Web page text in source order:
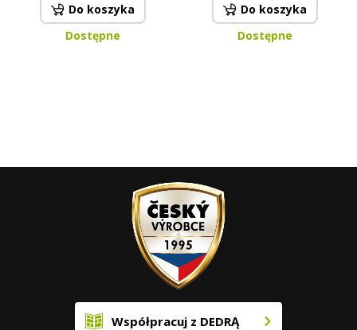
Do koszyka
Dostępne
Do koszyka
Dostępne
Współpracuj z DEDRĄ